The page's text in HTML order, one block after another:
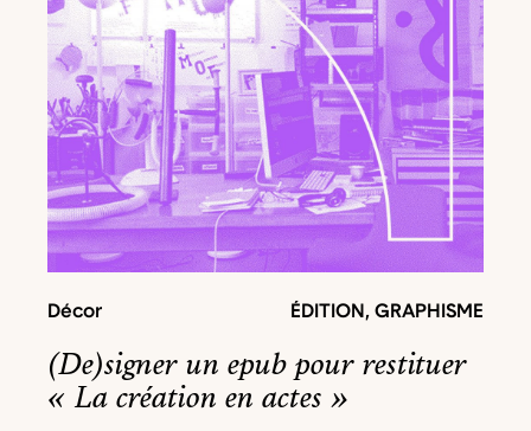
Décor ÉDITION,GRAPHISME
(De)signer un epub pour restituer
« La création en actes »